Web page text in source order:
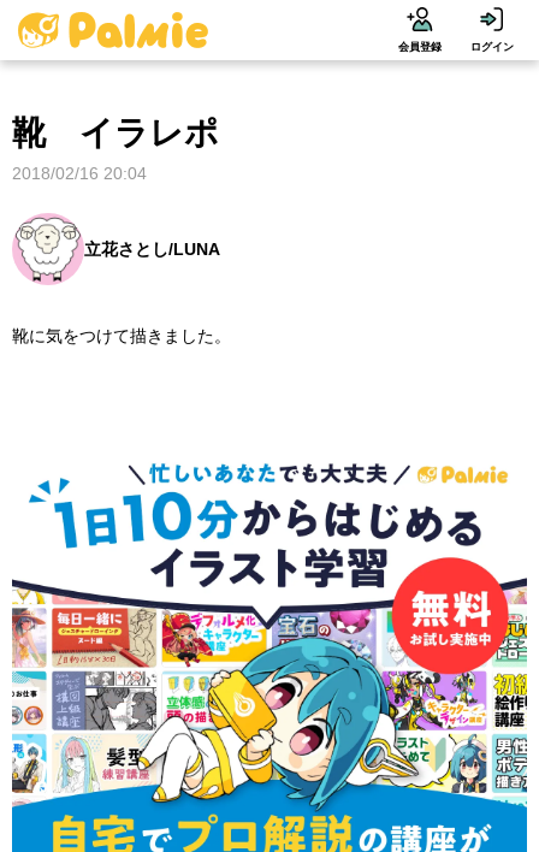
会員登録 ログイン
靴 イラレポ
2018/02/16 20:04
立花さとし/LUNA
靴に気をつけて描きました。